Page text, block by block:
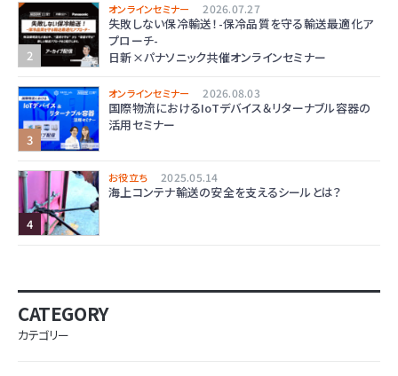
オンラインセミナー 2026.07.27
失敗しない保冷輸送！-保冷品質を守る輸送最適化ア
プローチ-
日新×パナソニック共催オンラインセミナー
オンラインセミナー 2026.08.03
国際物流におけるIoTデバイス＆リターナブル容器の
活用セミナー
お役立ち 2025.05.14
海上コンテナ輸送の安全を支えるシールとは？
CATEGORY
カテゴリー